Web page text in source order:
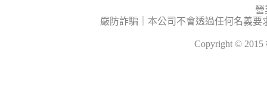
營
嚴防詐騙｜本公司不會透過任何名義
Copyright ©